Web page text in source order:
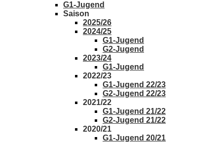
G1-Jugend
Saison
2025/26
2024/25
G1-Jugend
G2-Jugend
2023/24
G1-Jugend
2022/23
G1-Jugend 22/23
G2-Jugend 22/23
2021/22
G1-Jugend 21/22
G2-Jugend 21/22
2020/21
G1-Jugend 20/21